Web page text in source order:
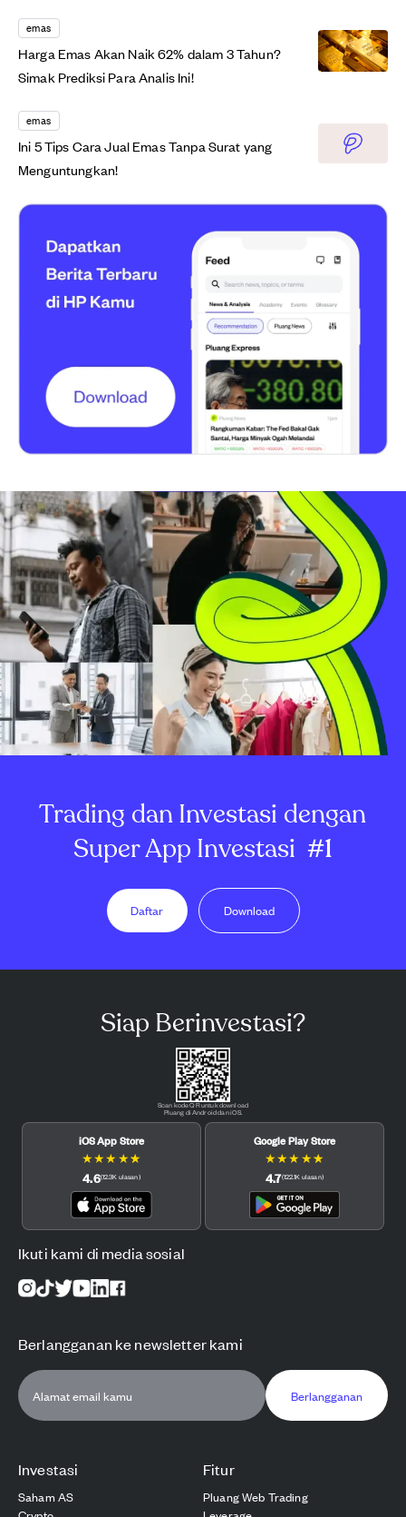
emas
Harga Emas Akan Naik 62% dalam 3 Tahun?
Simak Prediksi Para Analis Ini!
emas
Ini 5 Tips Cara Jual Emas Tanpa Surat yang
Menguntungkan!
Trading dan Investasi dengan
Super App Investasi #1
Daftar Download
Investasi
Saham AS
Fitur
Pluang Web Trading
Siap Berinvestasi?
Scan kode QR untuk download
Pluang di Android dan iOS.
iOS App Store
★★★ ★★
4.6(12.3K ulasan)
Google Play Store
★★★ ★★
4.7(122.1K ulasan)
Ikuti kami di media sosial
Berlangganan ke newsletter kami
Berlangganan